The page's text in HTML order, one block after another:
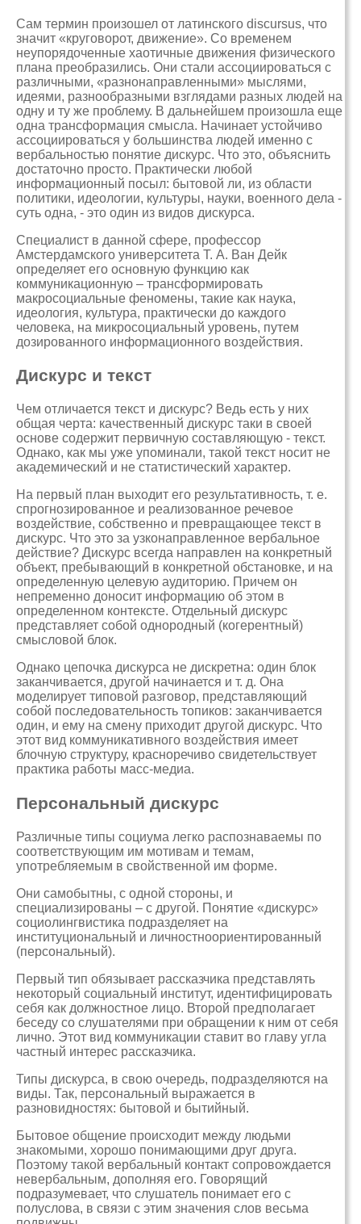
Сам термин произошел от латинского discursus, что
значит «круговорот, движение». Со временем
неупорядоченные хаотичные движения физического
плана преобразились. Они стали ассоциироваться с
различными, «разнонаправленными» мыслями,
идеями, разнообразными взглядами разных людей на
одну и ту же проблему. В дальнейшем произошла еще
одна трансформация смысла. Начинает устойчиво
ассоциироваться у большинства людей именно с
вербальностью понятие дискурс. Что это, объяснить
достаточно просто. Практически любой
информационный посыл: бытовой ли, из области
политики, идеологии, культуры, науки, военного дела -
суть одна, - это один из видов дискурса.
Специалист в данной сфере, профессор
Амстердамского университета Т. А. Ван Дейк
определяет его основную функцию как
коммуникационную – трансформировать
макросоциальные феномены, такие как наука,
идеология, культура, практически до каждого
человека, на микросоциальный уровень, путем
дозированного информационного воздействия.
Дискурс и текст
Чем отличается текст и дискурс? Ведь есть у них
общая черта: качественный дискурс таки в своей
основе содержит первичную составляющую - текст.
Однако, как мы уже упоминали, такой текст носит не
академический и не статистический характер.
На первый план выходит его результативность, т. е.
спрогнозированное и реализованное речевое
воздействие, собственно и превращающее текст в
дискурс. Что это за узконаправленное вербальное
действие? Дискурс всегда направлен на конкретный
объект, пребывающий в конкретной обстановке, и на
определенную целевую аудиторию. Причем он
непременно доносит информацию об этом в
определенном контексте. Отдельный дискурс
представляет собой однородный (когерентный)
смысловой блок.
Однако цепочка дискурса не дискретна: один блок
заканчивается, другой начинается и т. д. Она
моделирует типовой разговор, представляющий
собой последовательность топиков: заканчивается
один, и ему на смену приходит другой дискурс. Что
этот вид коммуникативного воздействия имеет
блочную структуру, красноречиво свидетельствует
практика работы масс-медиа.
Персональный дискурс
Различные типы социума легко распознаваемы по
соответствующим им мотивам и темам,
употребляемым в свойственной им форме.
Они самобытны, с одной стороны, и
специализированы – с другой. Понятие «дискурс»
социолингвистика подразделяет на
институциональный и личностноориентированный
(персональный).
Первый тип обязывает рассказчика представлять
некоторый социальный институт, идентифицировать
себя как должностное лицо. Второй предполагает
беседу со слушателями при обращении к ним от себя
лично. Этот вид коммуникации ставит во главу угла
частный интерес рассказчика.
Типы дискурса, в свою очередь, подразделяются на
виды. Так, персональный выражается в
разновидностях: бытовой и бытийный.
Бытовое общение происходит между людьми
знакомыми, хорошо понимающими друг друга.
Поэтому такой вербальный контакт сопровождается
невербальным, дополняя его. Говорящий
подразумевает, что слушатель понимает его с
полуслова, в связи с этим значения слов весьма